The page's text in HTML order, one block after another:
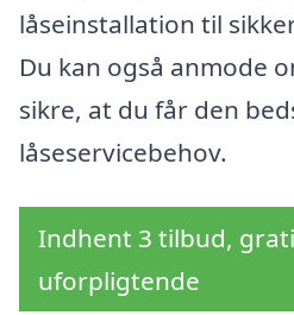
låseinstallation til
Du kan også anmode
sikre, at du får den
låseservicebehov.
Indhent 3 tilbud,
uforpligtende